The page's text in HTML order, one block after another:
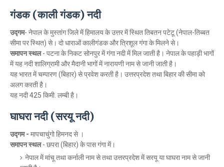
गंडक (काली गंडक) नदी
उद्गम- नेपाल के मुस्तांग जिले में हिमालय के उत्तर में स्थित तिबतन पटेटू (नेपाल-तिब्बत
सीमा पर स्थित) से। दो धाराओं कालीगंडक और त्रिशूल गंगा के मिलने से।
समापन स्थल- पटना के निकट सोनपुर में गंगा नदी में मिल जाती है। नेपाल के पहाड़ी भागों
में यह नदी शालिग्रामी और मैदानी भागों में नारायणी नाम से जानी जाती है।
यह भारत में चम्पारण (बिहार) से प्रवेश करती है। उत्तरप्रदेश तथा बिहार की सीमा को
अलग करती है।
यह नदी 425 किमी. लम्बी है।
घाघरा नदी (सरयू नदी)
उद्गम - मापचाचुंगो हिमनद से ।
समापन स्थल- छपरा (बिहार) के पास गंगा में।
नेपाल में मांचू तथा कर्नाली नाम से तथा उत्तरप्रदेश में सरयू या घाघरा नाम से जानी